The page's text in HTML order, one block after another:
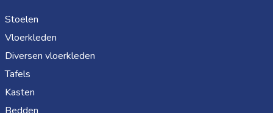
Stoelen
Vloerkleden
Diversen vloerkleden
Tafels
Kasten